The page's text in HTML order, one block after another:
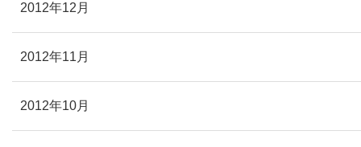
2012年12月
2012年11月
2012年10月